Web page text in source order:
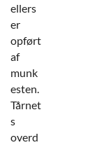
ellers
er
opført
af
munk
esten.
Tårnet
s
overd